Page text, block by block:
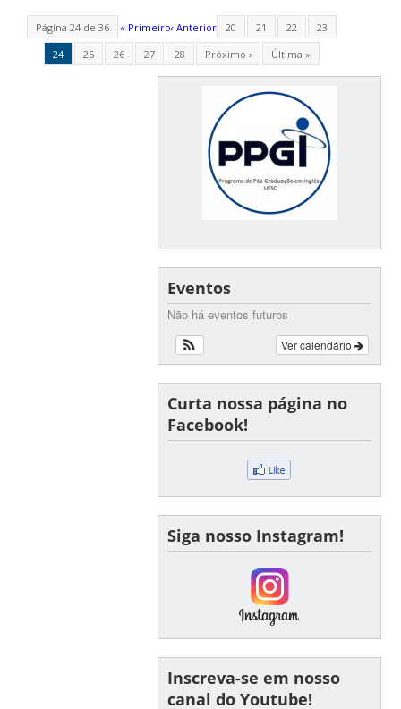
Página 24 de 36 « Primeiro‹ Anterior 20 21 22
23
24
25 26 27 28 Próximo › Última »
Eventos
Não há eventos futuros
Ver calendário
Curta nossa página no
Facebook!
Siga nosso Instagram!
Inscreva-se em nosso
canal do Youtube!